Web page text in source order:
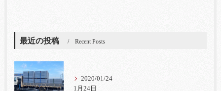
最近の投稿 Recent Posts
2020/01/24
1月24日